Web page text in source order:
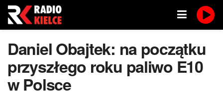
Daniel Obajtek: na początku
przyszłego roku paliwo E10
w Polsce